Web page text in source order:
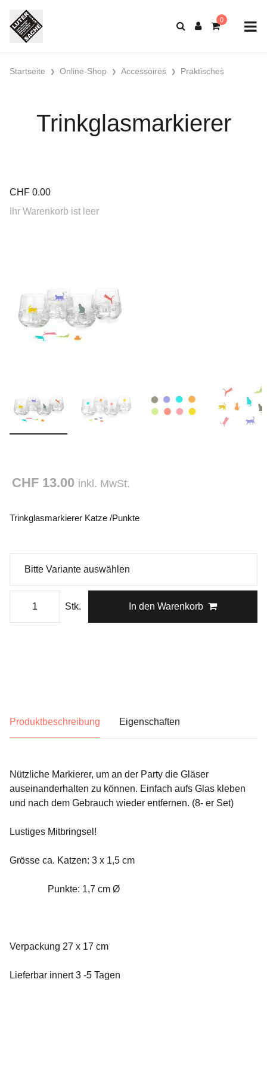
Startseite Online-Shop Accessoires Praktisches
Trinkglasmarkierer
CHF 0.00
Ihr Warenkorb ist leer
CHF 13.00 inkl. MwSt.
Trinkglasmarkierer Katze /Punkte
Stk. In den Warenkorb
Produktbeschreibung Eigenschaften
Nützliche Markierer, um an der Party die Gläser
auseinanderhalten zu können. Einfach aufs Glas kleben
und nach dem Gebrauch wieder entfernen. (8- er Set)
Lustiges Mitbringsel!
Grösse ca. Katzen: 3 x 1,5 cm
Punkte: 1,7 cm Ø
Verpackung 27 x 17 cm
Lieferbar innert 3 -5 Tagen